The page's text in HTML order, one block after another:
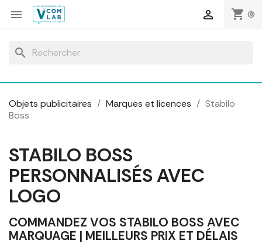
 shopping_cart (0)

search
Objets publicitaires Marques et licences
Stabilo
Boss
STABILO BOSS
PERSONNALISÉS AVEC
LOGO
COMMANDEZ VOS STABILO BOSS AVEC
MARQUAGE | MEILLEURS PRIX ET DÉLAIS
Panneau de gestion des cookies